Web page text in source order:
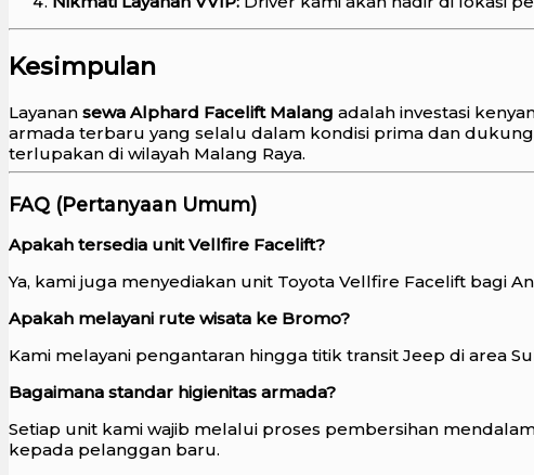
Kesimpulan
Layanan sewa Alphard Facelift Malang adalah investasi
armada terbaru yang selalu dalam kondisi prima dan
terlupakan di wilayah Malang Raya.
FAQ (Pertanyaan Umum)
Apakah tersedia unit Vellfire Facelift?
Ya, kami juga menyediakan unit Toyota Vellfire Facelift bagi
Apakah melayani rute wisata ke Bromo?
Kami melayani pengantaran hingga titik transit Jeep di area
Bagaimana standar higienitas armada?
Setiap unit kami wajib melalui proses pembersihan
kepada pelanggan baru.